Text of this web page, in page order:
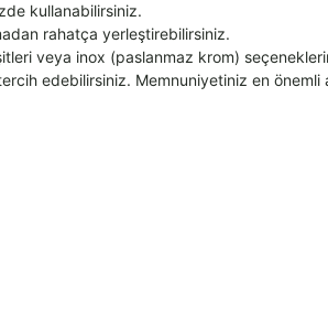
kullanabilirsiniz.
rahatça yerleştirebilirsiniz.
veya inox (paslanmaz krom)
edebilirsiniz. Memnuniyetiniz en önemli